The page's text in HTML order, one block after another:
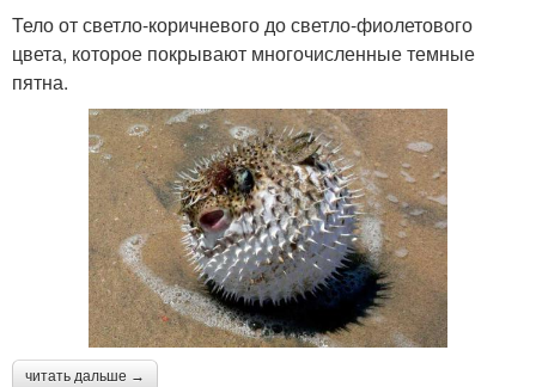
Тело от светло-коричневого до светло-фиолетового
цвета, которое покрывают многочисленные темные
пятна.
читать дальше →